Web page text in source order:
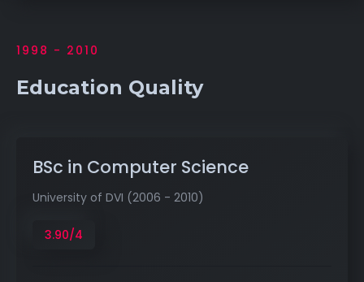
1998 - 2010
Education Quality
BSc in Computer Science
University of DVI (2006 - 2010)
3.90/4